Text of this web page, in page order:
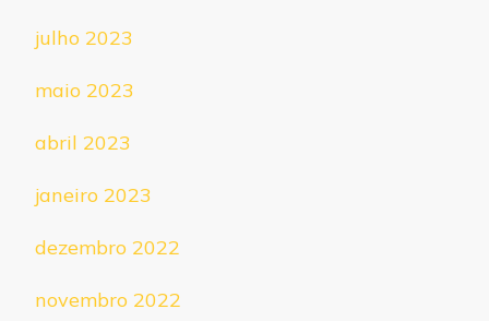
julho 2023
maio 2023
abril 2023
janeiro 2023
dezembro 2022
novembro 2022